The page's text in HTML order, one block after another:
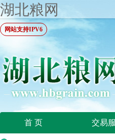
湖北粮网
网站支持IPV6
首 页 交易